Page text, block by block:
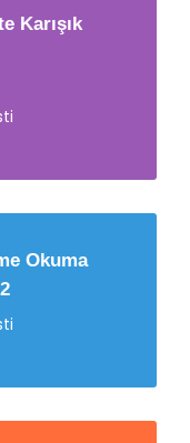
Karışık
Okuma